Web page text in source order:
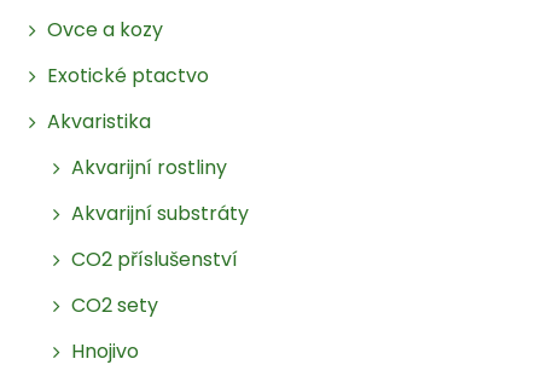
Ovce a kozy
Exotické ptactvo
Akvaristika
Akvarijní rostliny
Akvarijní substráty
CO2 příslušenství
CO2 sety
Hnojivo